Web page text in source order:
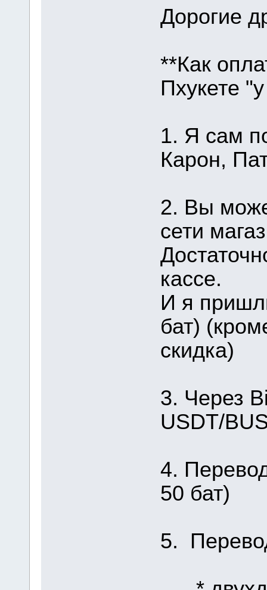
Дорогие
**Как
Пхукете
1. Я сам
Карон,
2. Вы
сети
кассе.
И я
бат)
скидка)
3. Через
USDT/
4.
50 бат)
5.